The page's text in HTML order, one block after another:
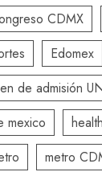
CDMX
Edomex
de admisión
mexico health
metro